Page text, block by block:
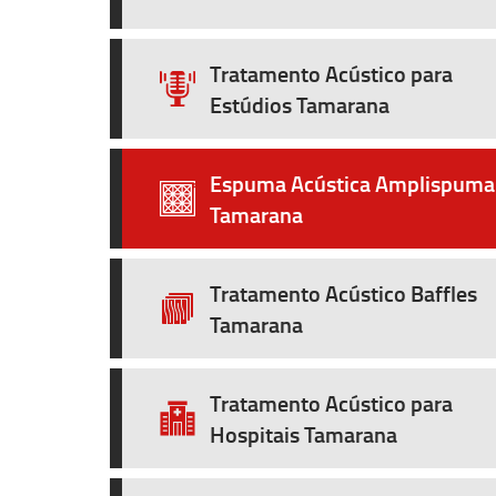
Tratamento Acústico para
Estúdios Tamarana
Espuma Acústica Amplispuma
Tamarana
Tratamento Acústico Baffles
Tamarana
Tratamento Acústico para
Hospitais Tamarana